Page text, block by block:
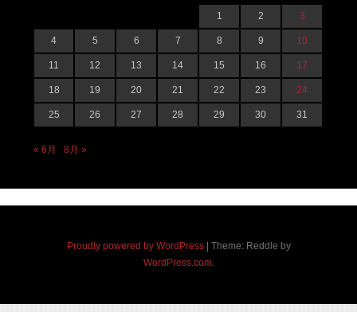
1
2 3
4 5 6 7 8 9 10
11 12 13 14 15 16 17
18 19 20 21 22 23 24
25 26 27 28 29 30 31
« 6月 8月 »
Proudly powered by WordPress
Theme: Reddle by
WordPress.com.